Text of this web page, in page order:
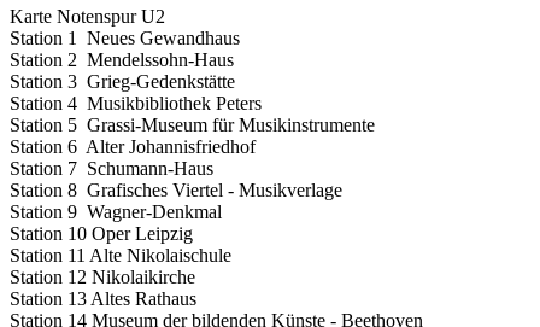
Karte Notenspur U2
Station 1 Neues Gewandhaus
Station 2 Mendelssohn-Haus
Station 3 Grieg-Gedenkstätte
Station 4 Musikbibliothek Peters
Station 5 Grassi-Museum für Musikinstrumente
Station 6 Alter Johannisfriedhof
Station 7 Schumann-Haus
Station 8 Grafisches Viertel - Musikverlage
Station 9 Wagner-Denkmal
Station 10 Oper Leipzig
Station 11 Alte Nikolaischule
Station 12 Nikolaikirche
Station 13 Altes Rathaus
Station 14 Museum der bildenden Künste - Beethoven